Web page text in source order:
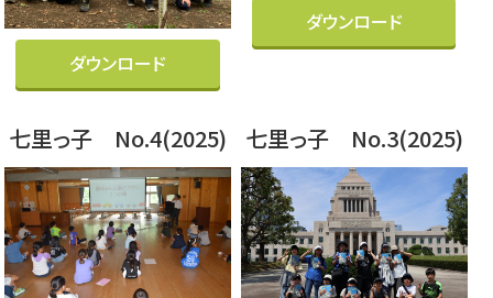
ダウンロード
ダウンロード
七里っ子 No.4(2025) 七里っ子 No.3(2025)